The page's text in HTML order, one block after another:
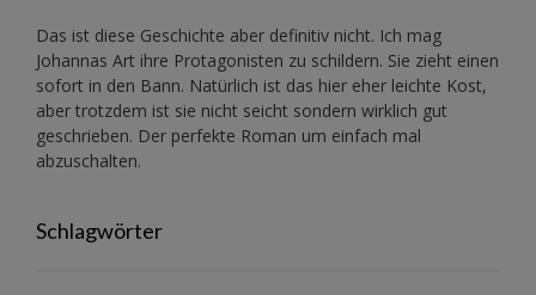
Das ist diese Geschichte aber definitiv nicht. Ich mag
Johannas Art ihre Protagonisten zu schildern. Sie zieht einen
sofort in den Bann. Natürlich ist das hier eher leichte Kost,
aber trotzdem ist sie nicht seicht sondern wirklich gut
geschrieben. Der perfekte Roman um einfach mal
abzuschalten.
Schlagwörter